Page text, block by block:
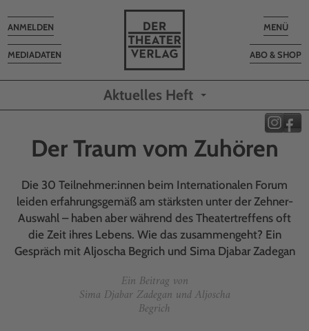
Toggle
MENÜ
ABO & SHOP
MEDIADATEN
Toggle
navigation
ANMELDEN
Aktuelles Heft
Der Traum vom Zuhören
Die 30 Teilnehmer:innen beim Internationalen Forum
leiden erfahrungsgemäß am stärksten unter der Zehner-
Auswahl – haben aber während des Theatertreffens oft
die Zeit ihres Lebens. Wie das zusammengeht? Ein
Gespräch mit Aljoscha Begrich und Sima Djabar Zadegan
Ein Beitrag von
Sima Djabar Zadegan und Aljoscha
Begrich